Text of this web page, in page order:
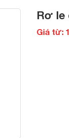
Rơ le
Giá từ: